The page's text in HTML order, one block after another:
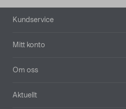
Sidfot
Kundservice
Mitt konto
Om oss
Aktuellt